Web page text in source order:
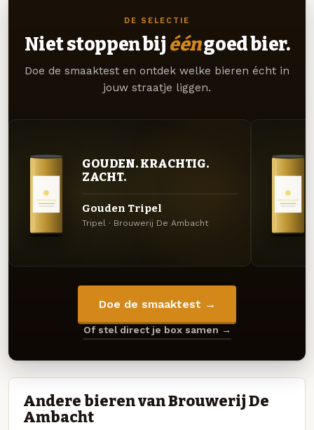
DE SELECTIE
Niet stoppen bij ééngoed bier.
Doe de smaaktest en ontdek welke bieren écht in
jouw straatje liggen.
GOUDEN. KRACHTIG.
ZACHT.
Gouden Tripel
Tripel · Brouwerij De Ambacht
Doe de smaaktest →
Of stel direct je box samen →
Andere bieren van Brouwerij De
Ambacht